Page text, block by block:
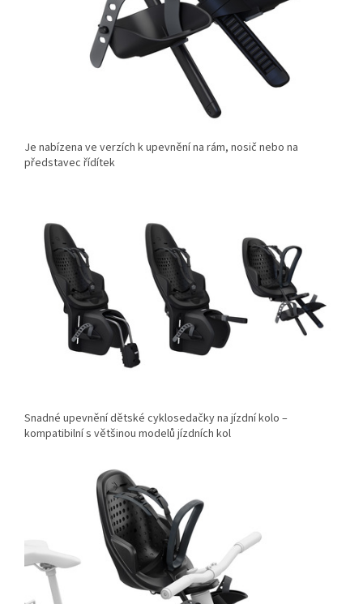
Je nabízena ve verzích k upevnění na rám, nosič nebo na
představec řídítek
Snadné upevnění dětské cyklosedačky na jízdní kolo –
kompatibilní s většinou modelů jízdních kol